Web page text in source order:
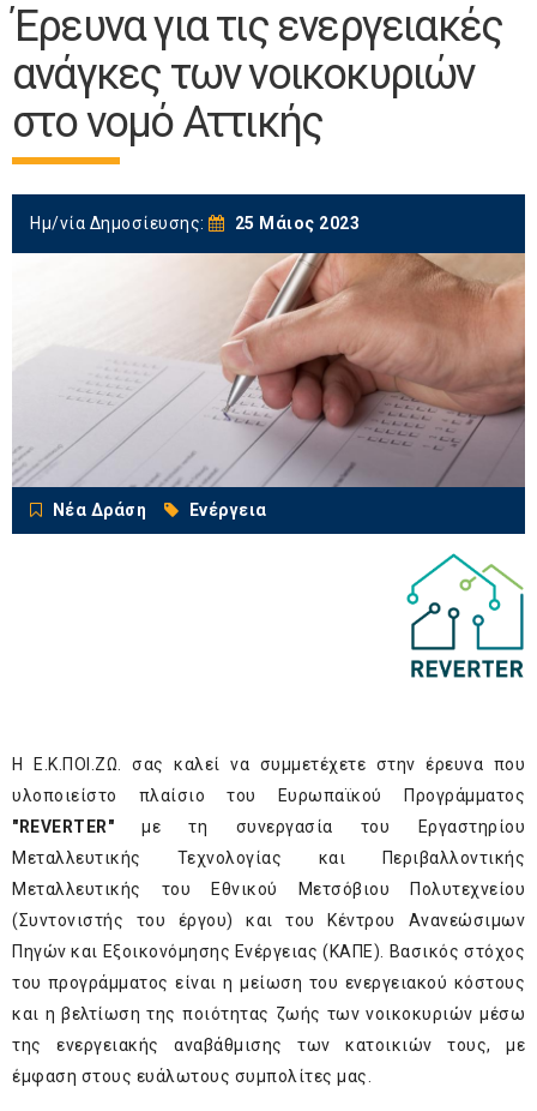
Έρευνα για τις ενεργειακές
ανάγκες των νοικοκυριών
στο νομό Αττικής
Ημ/νία Δημοσίευσης: 25 Μάιος 2023
Νέα Δράση Ενέργεια
Η Ε.Κ.ΠΟΙ.ΖΩ. σας καλεί να συμμετέχετε στην έρευνα που
υλοποιείστο πλαίσιο του Ευρωπαϊκού Προγράμματος
"REVERTER" με τη συνεργασία του Εργαστηρίου
Μεταλλευτικής Τεχνολογίας και Περιβαλλοντικής
Μεταλλευτικής του Εθνικού Μετσόβιου Πολυτεχνείου
(Συντονιστής του έργου) και του Κέντρου Ανανεώσιμων
Πηγών και Εξοικονόμησης Ενέργειας (ΚΑΠΕ). Βασικός στόχος
του προγράμματος είναι η μείωση του ενεργειακού κόστους
και η βελτίωση της ποιότητας ζωής των νοικοκυριών μέσω
της ενεργειακής αναβάθμισης των κατοικιών τους, με
έμφαση στους ευάλωτους συμπολίτες μας.